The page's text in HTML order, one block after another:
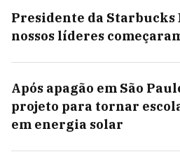
Presidente da Starbucks
nossos líderes
Após apagão em São
projeto para tornar
em energia solar